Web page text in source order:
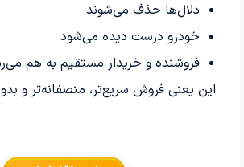
دلال‌ها حذف می‌شوند
خودرو درست دیده می‌شود
فروشنده و خریدار مستقیم به هم
این یعنی فروش سریع‌تر، منصفانه‌تر و